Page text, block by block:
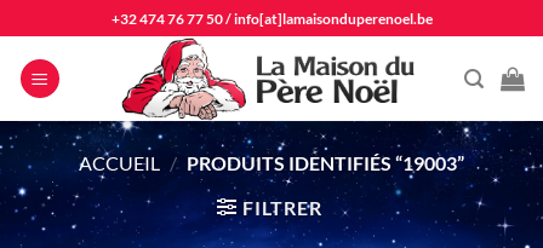
au
contenu
+32 474 76 77 50/info[at]lamaisonduperenoel.be
ACCUEIL / PRODUITS IDENTIFIÉS “19003”
FILTRER